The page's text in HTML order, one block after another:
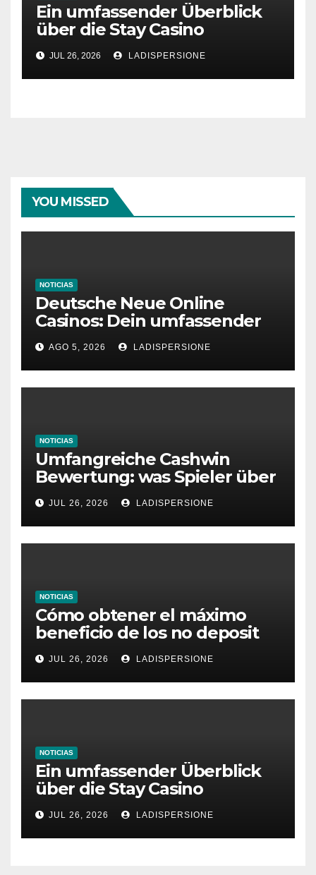
Ein umfassender Überblick
über die Stay Casino
Bonusbedingungen
JUL 26, 2026 LADISPERSIONE
YOU MISSED
NOTICIAS
Deutsche Neue Online
Casinos: Dein umfassender
Ratgeber für moderne
Glücksspielplattformen
AGO 5, 2026 LADISPERSIONE
NOTICIAS
Umfangreiche Cashwin
Bewertung: was Spieler über
dieses Casino denken
JUL 26, 2026 LADISPERSIONE
NOTICIAS
Cómo obtener el máximo
beneficio de los no deposit
bonus codes de roby casino
JUL 26, 2026 LADISPERSIONE
NOTICIAS
Ein umfassender Überblick
über die Stay Casino
Bonusbedingungen
JUL 26, 2026 LADISPERSIONE